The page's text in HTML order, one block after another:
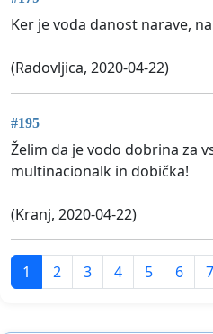
Ker je voda danost narave,
(Radovljica, 2020-04-22)
#195
Želim da je vodo dobrina za
multinacionalk in dobička!
(Kranj, 2020-04-22)
1 2 3 4 5 6 7